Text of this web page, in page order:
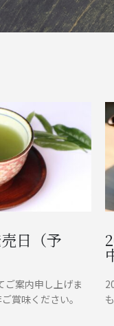
日（予
ご案内申し上げま
賞味ください。